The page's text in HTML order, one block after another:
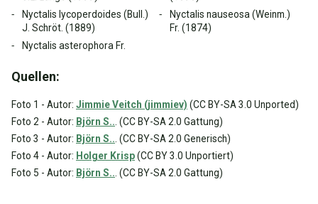
Nyctalis lycoperdoides (Bull.)
J. Schröt. (1889)
Nyctalis nauseosa (Weinm.)
Fr. (1874)
Nyctalis asterophora Fr.
Quellen:
Foto 1 - Autor: Jimmie Veitch (jimmiev) (CC BY-SA 3.0 Unported)
Foto 2 - Autor: Björn S.. . (CC BY-SA 2.0 Gattung)
Foto 3 - Autor: Björn S.. . (CC BY-SA 2.0 Generisch)
Foto 4 - Autor: Holger Krisp(CC BY 3.0 Unportiert)
Foto 5 - Autor: Björn S.. . (CC BY-SA 2.0 Gattung)